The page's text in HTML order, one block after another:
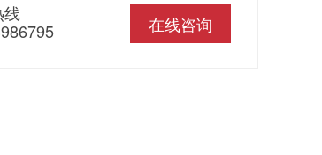
在线咨询
线